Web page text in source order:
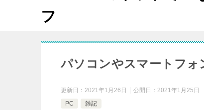
フ
パソコンやスマートフォ
更新日： 2021年1月26日 公開日： 2021年1月25日
PC
雑記